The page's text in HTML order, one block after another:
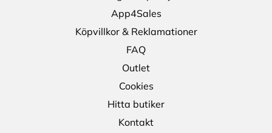
App4Sales
Köpvillkor & Reklamationer
FAQ
Outlet
Cookies
Hitta butiker
Kontakt